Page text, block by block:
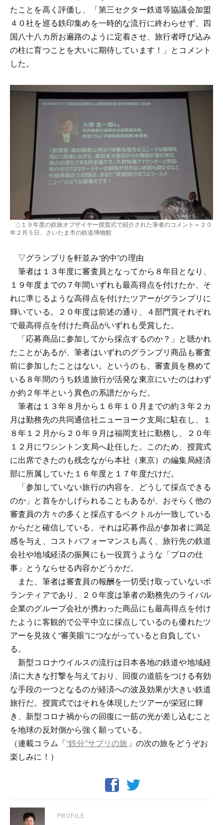
たことを高く評価し、「第三セクター鉄道等協議会加盟
４０社を巡る鉄印集めを一時的な流行に終わらせず、四
国八十八カ所お遍路のように定着させ、旅行者呼び込み
の柱に育つことを大いに期待しています！」とコメント
した。
△１９年度の鉄旅オブザイヤー授賞式で紹介された筆者のコメント＝２０
年２月５日、さいたま市の鉄道博物館
▽グランプリを軒並み“的中”の理由
筆者は１３年度に審査員となってから８年目となり、
１９年度までの７年間いずれも最高得点を付けたか、そ
れに準じるような高得点を付けたツアーがグランプリに
輝いている。２０年度は前述の通り、４部門賞それぞれ
で最高得点を付けた商品がいずれも受賞した。
「応募商品に参加してから採点するのか？」と聴かれ
たことがあるが、筆者はいずれのグランプリ商品も審査
前に参加したことはない。というのも、審査員を務めて
いる８年間のうち鉄道旅行が活発な東京にいたのはわず
か約２年半という異色の系譜だからだ。
筆者は１３年８月から１６年１０月までの約３年２カ
月は勤務先の共同通信社ニューヨーク支局に駐在し、１
８年１２月から２０年９月は福岡支社に勤務し、２０年
１２月にワシントン支局へ赴任した。このため、授賞式
に出席できたのも残念ながら本社（東京）の編集局経済
部に所属していた１６年度と１７年度だけだ。
「参加していない旅行の内容を、どうして採点できる
のか」と首をかしげられることもあるが、おそらく他の
審査員の方々の多くと採点するベクトルが一致している
からだと確信している。それは応募作品が参加者に満足
感を与え、コストパフォーマンスも高く、旅行先の鉄道
会社や地域経済の振興にも一役買うような「プロの仕
事」とうならせる内容かどうかだ。
また、筆者は審査員の報酬を一切受け取っていないボ
ランティアであり、２０年度は筆者の勤務先のライバル
企業のグループ会社が携わった商品にも最高得点を付け
たように客観的で公平中立に採点しているのも優れたツ
アーを見抜く“審美眼”につながっていると自負してい
る。
新型コロナウイルスの流行は日本各地の鉄道や地域経
済に大きな打撃を与えており、回復の道筋をつける有効
な手段の一つとなるのが経済への波及効果が大きい鉄道
旅行だ。授賞式ではそれを体現したツアーが栄冠に輝
き、新型コロナ禍からの回復に一筋の光が差し込むこと
を地球の反対側から強く願っている。
（連載コラム「“鉄分”サプリの旅 」の次の旅をどうぞお
楽しみに！）
PROFILE